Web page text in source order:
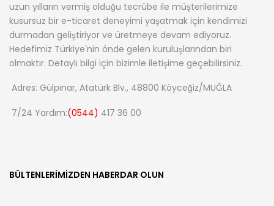
uzun yılların vermiş olduğu tecrübe ile müşterilerimize
kusursuz bir e-ticaret deneyimi yaşatmak için kendimizi
durmadan geliştiriyor ve üretmeye devam ediyoruz.
Hedefimiz Türkiye'nin önde gelen kuruluşlarından biri
olmaktır. Detaylı bilgi için bizimle iletişime geçebilirsiniz.
Adres: Gülpınar, Atatürk Blv., 48800 Köyceğiz/MUĞLA
7/24 Yardım:(0544) 417 36 00
BÜLTENLERIMIZDEN HABERDAR OLUN